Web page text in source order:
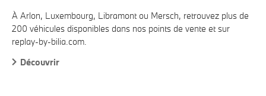
À Arlon, Luxembourg, Libramont ou Mersch, retrouvez plus de
200 véhicules disponibles dans nos points de vente et sur
replay-by-bilia.com.
Découvrir